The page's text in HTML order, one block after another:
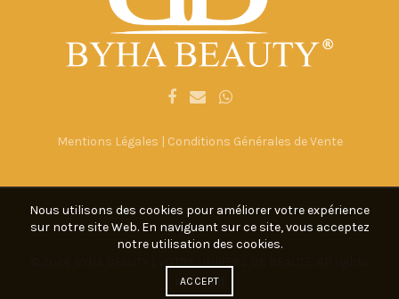
Mentions Légales | Conditions Générales de Vente
reserved
Nous utilisons des cookies pour améliorer votre expérience
sur notre site Web. En naviguant sur ce site, vous acceptez
notre utilisation des cookies.
ACCEPT